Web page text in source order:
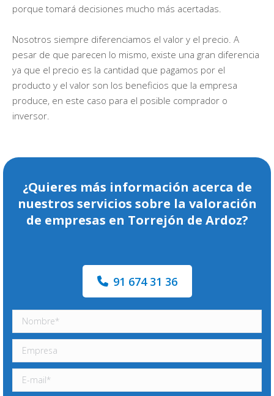
porque tomará decisiones mucho más acertadas.
Nosotros siempre diferenciamos el valor y el precio. A
pesar de que parecen lo mismo, existe una gran diferencia
ya que el precio es la cantidad que pagamos por el
producto y el valor son los beneficios que la empresa
produce, en este caso para el posible comprador o
inversor.
¿Quieres más información acerca de
nuestros servicios sobre la valoración
de empresas en Torrejón de Ardoz?
91 674 31 36